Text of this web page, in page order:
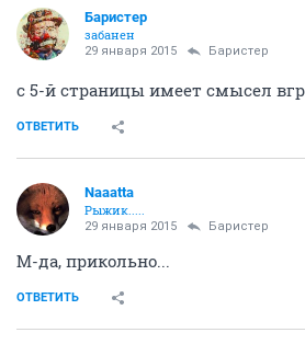
Баристер
забанен
29 января 2015 Баристер
с 5-й страницы имеет смысел
ОТВЕТИТЬ
Naaatta
Рыжик.....
29 января 2015 Баристер
М-да, прикольно...
ОТВЕТИТЬ